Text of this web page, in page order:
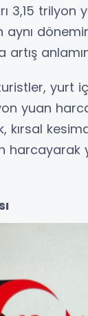
3,15 trilyon
aynı
artış
yurt
yuan
kırsal